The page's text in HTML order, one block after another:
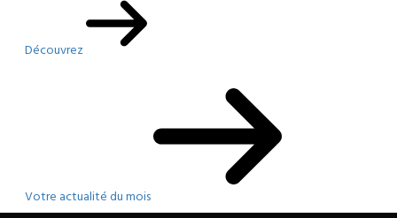
Découvrez
Votre actualité du mois